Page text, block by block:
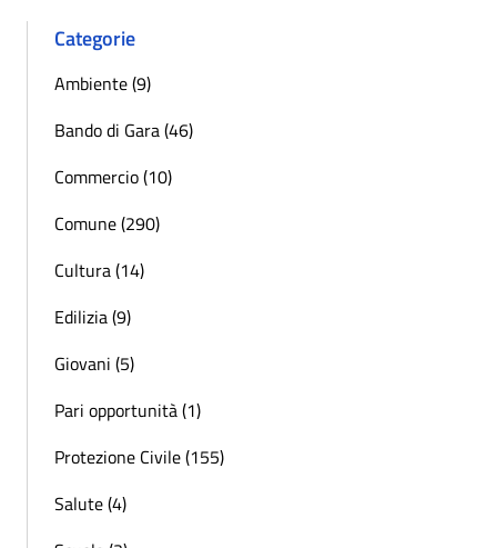
Categorie
Ambiente (9)
Bando di Gara (46)
Commercio (10)
Comune (290)
Cultura (14)
Edilizia (9)
Giovani (5)
Pari opportunità (1)
Protezione Civile (155)
Salute (4)